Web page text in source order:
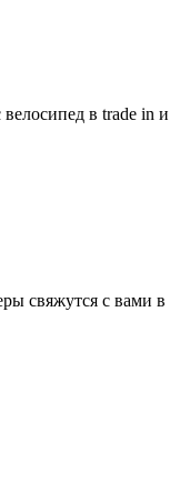
в trade in и
свяжутся с вами в